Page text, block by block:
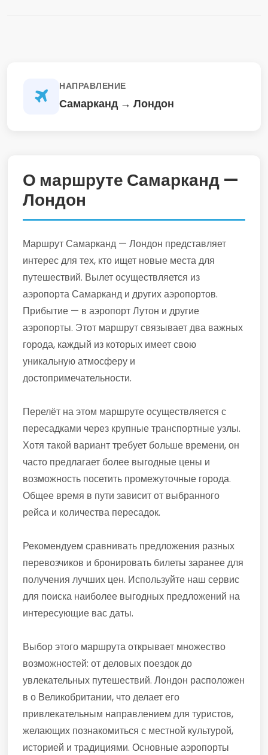
НАПРАВЛЕНИЕ
Самарканд → Лондон
О маршруте Самарканд —
Лондон
Маршрут Самарканд — Лондон представляет
интерес для тех, кто ищет новые места для
путешествий. Вылет осуществляется из
аэропорта Самарканд и других аэропортов.
Прибытие — в аэропорт Лутон и другие
аэропорты. Этот маршрут связывает два важных
города, каждый из которых имеет свою
уникальную атмосферу и
достопримечательности.
Перелёт на этом маршруте осуществляется с
пересадками через крупные транспортные узлы.
Хотя такой вариант требует больше времени, он
часто предлагает более выгодные цены и
возможность посетить промежуточные города.
Общее время в пути зависит от выбранного
рейса и количества пересадок.
Рекомендуем сравнивать предложения разных
перевозчиков и бронировать билеты заранее для
получения лучших цен. Используйте наш сервис
для поиска наиболее выгодных предложений на
интересующие вас даты.
Выбор этого маршрута открывает множество
возможностей: от деловых поездок до
увлекательных путешествий. Лондон расположен
в о Великобритании, что делает его
привлекательным направлением для туристов,
желающих познакомиться с местной культурой,
историей и традициями. Основные аэропорты